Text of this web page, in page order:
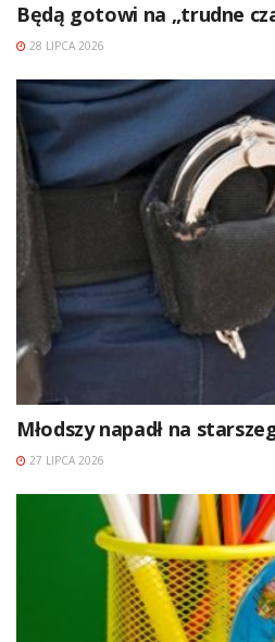
Będą gotowi na „trudne
28 LIPCA 2026
Młodszy napadł na
27 LIPCA 2026